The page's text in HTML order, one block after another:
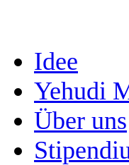
Idee
Yehudi
Über uns